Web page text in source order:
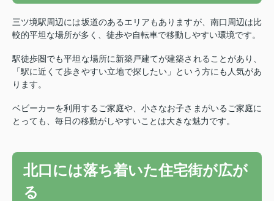
三ツ境駅周辺には坂道のあるエリアもありますが、南口周辺は比
較的平坦な場所が多く、徒歩や自転車で移動しやすい環境です。
駅徒歩圏でも平坦な場所に新築戸建てが建築されることがあり、
「駅に近くて歩きやすい立地で探したい」という方にも人気があ
ります。
ベビーカーを利用するご家庭や、小さなお子さまがいるご家庭に
とっても、毎日の移動がしやすいことは大きな魅力です。
北口には落ち着いた住宅街が広が
る